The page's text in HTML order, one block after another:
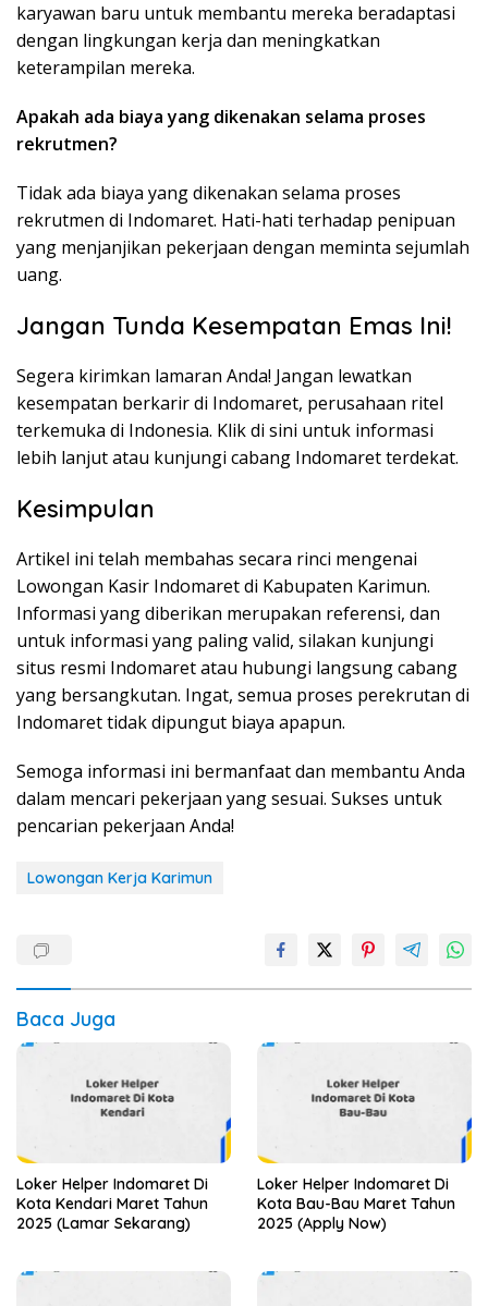
karyawan baru untuk membantu mereka beradaptasi
dengan lingkungan kerja dan meningkatkan
keterampilan mereka.
Apakah ada biaya yang dikenakan selama proses
rekrutmen?
Tidak ada biaya yang dikenakan selama proses
rekrutmen di Indomaret. Hati-hati terhadap penipuan
yang menjanjikan pekerjaan dengan meminta sejumlah
uang.
Jangan Tunda Kesempatan Emas Ini!
Segera kirimkan lamaran Anda! Jangan lewatkan
kesempatan berkarir di Indomaret, perusahaan ritel
terkemuka di Indonesia. Klik di sini untuk informasi
lebih lanjut atau kunjungi cabang Indomaret terdekat.
Kesimpulan
Artikel ini telah membahas secara rinci mengenai
Lowongan Kasir Indomaret di Kabupaten Karimun.
Informasi yang diberikan merupakan referensi, dan
untuk informasi yang paling valid, silakan kunjungi
situs resmi Indomaret atau hubungi langsung cabang
yang bersangkutan. Ingat, semua proses perekrutan di
Indomaret tidak dipungut biaya apapun.
Semoga informasi ini bermanfaat dan membantu Anda
dalam mencari pekerjaan yang sesuai. Sukses untuk
pencarian pekerjaan Anda!
Lowongan Kerja Karimun
Baca Juga
Loker Helper Indomaret Di
Kota Kendari Maret Tahun
2025 (Lamar Sekarang)
Loker Helper Indomaret Di
Kota Bau-Bau Maret Tahun
2025 (Apply Now)